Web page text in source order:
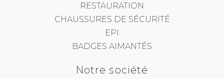
RESTAURATION
CHAUSSURES DE SÉCURITÉ
EPI
BADGES AIMANTÉS
Notre société